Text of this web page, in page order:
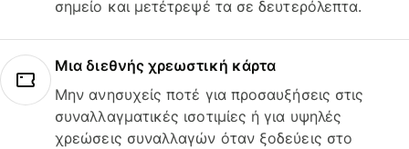
σημείο και μετέτρεψέ τα σε δευτερόλεπτα.
Μια διεθνής χρεωστική κάρτα
Μην ανησυχείς ποτέ για προσαυξήσεις στις
συναλλαγματικές ισοτιμίες ή για υψηλές
χρεώσεις συναλλαγών όταν ξοδεύεις στο